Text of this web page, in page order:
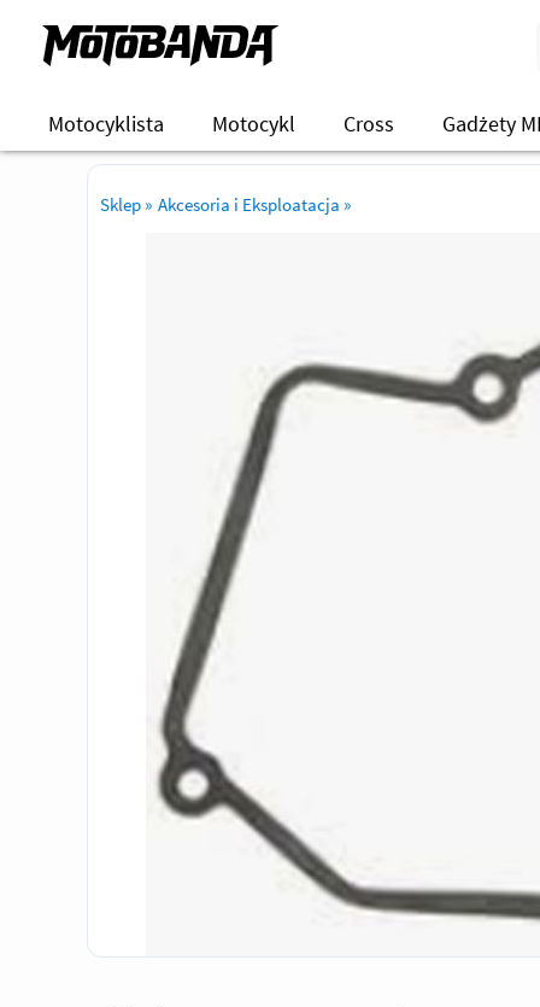
Motocyklista Motocykl Cross Gadżety
Sklep » Akcesoria i Eksploatacja »